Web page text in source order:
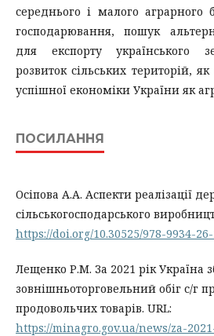
середнього і малого
господарювання, пошук
для експорту українського
розвиток сільських територій,
успішної економіки України як
ПОСИЛАННЯ
Осіпова А.А. Аспекти реалізації
сільськогосподарського
https://doi.org/10.30525/978-9934-
Лещенко Р.М. За 2021 рік Україна
зовнішньоторговельний обіг с/г
продовольчих товарів. URL:
https://minagro.gov.ua/news/za-